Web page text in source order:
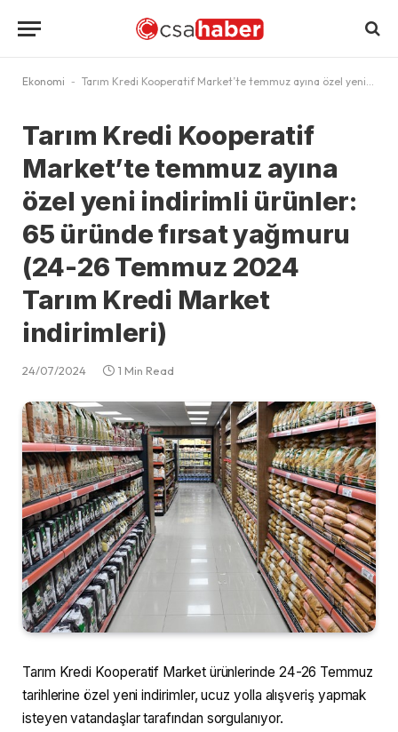
Ekonomi - Tarım Kredi Kooperatif Market’te temmuz ayına özel yeni indirimli ürünler: 65 üründe fırsat yağmuru (24-26 Temmuz 2024 Tarım Kredi Market indirimleri)
Tarım Kredi Kooperatif
Market’te temmuz ayına
özel yeni indirimli ürünler:
65 üründe fırsat yağmuru
(24-26 Temmuz 2024
Tarım Kredi Market
indirimleri)
24/07/2024 1 Min Read
Tarım Kredi Kooperatif Market ürünlerinde 24-26 Temmuz
tarihlerine özel yeni indirimler, ucuz yolla alışveriş yapmak
isteyen vatandaşlar tarafından sorgulanıyor.